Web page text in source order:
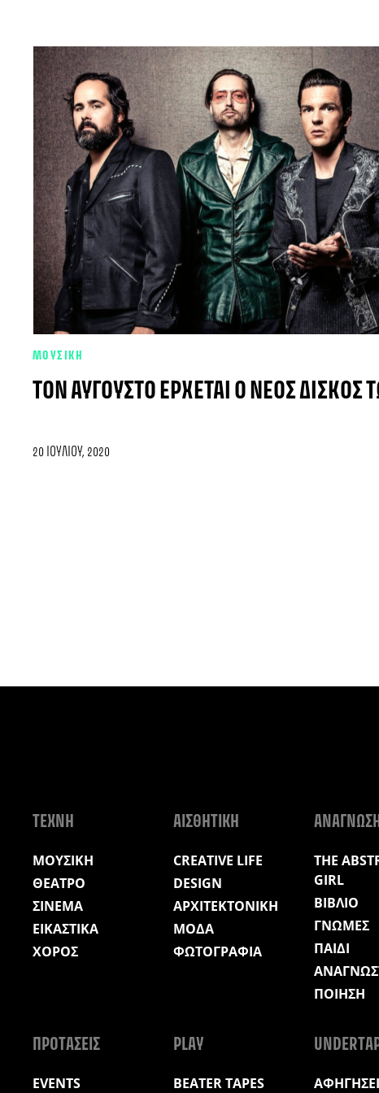
ΜΟΥΣΙΚΗ
ΤΟΝ ΑΎΓΟΥΣΤΟ ΈΡΧΕΤΑΙ Ο ΝΈΟΣ ΔΊΣΚΟΣ
20 ΙΟΥΛΊΟΥ, 2020
ΤΕΧΝΗ
ΜΟΥΣΙΚΗ
ΘΕΑΤΡΟ
ΣΙΝΕΜΑ
ΕΙΚΑΣΤΙΚΑ
ΧΟΡΟΣ
ΑΙΣΘΗΤΙΚΗ
CREATIVE LIFE
DESIGN
ΑΡΧΙΤΕΚΤΟΝΙΚΗ
ΜΟΔΑ
ΦΩΤΟΓΡΑΦΙΑ
ΑΝΑΓΝΩΣΗ
THE
GIRL
ΒΙΒΛΙΟ
ΓΝΩΜΕΣ
ΠΑΙΔΙ
ΠΟΙΗΣΗ
ΠΡΟΤΑΣΕΙΣ
EVENTS
PLAY
BEATER TAPES